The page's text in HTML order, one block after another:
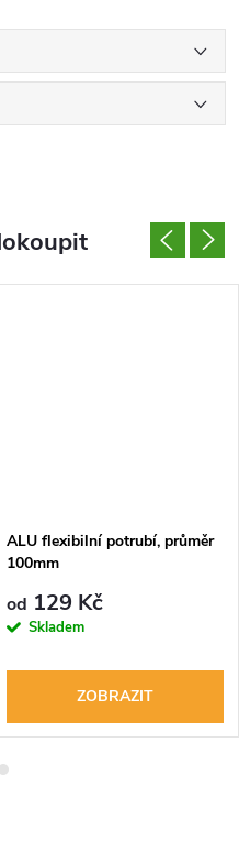
ALU flexibilní potrubí, průměr
100mm
od 129 Kč
Skladem
ZOBRAZIT